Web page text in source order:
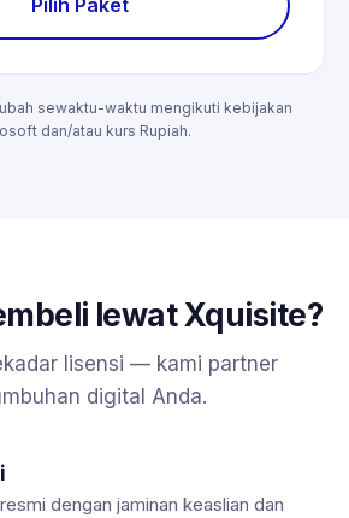
Pilih Paket
sewaktu-waktu mengikuti kebijakan
dan/atau kurs Rupiah.
lewat Xquisite?
lisensi — kami partner
digital Anda.
dengan jaminan keaslian dan